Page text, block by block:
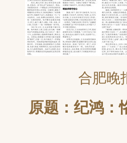
合肥晚
原题：纪鸿：